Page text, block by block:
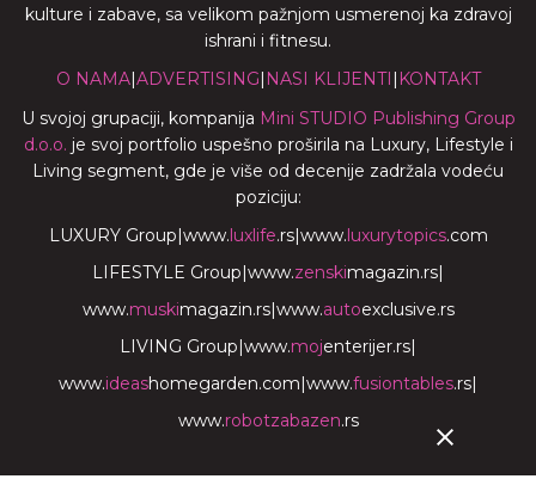
kulture i zabave, sa velikom pažnjom usmerenoj ka zdravoj
ishrani i fitnesu.
O NAMA|ADVERTISING| NASI KLIJENTI | KONTAKT
U svojoj grupaciji, kompanija Mini STUDIO Publishing Group
d.o.o. je svoj portfolio uspešno proširila na Luxury, Lifestyle i
Living segment, gde je više od decenije zadržala vodeću
poziciju:
LUXURY Group|www.luxlife.rs|www.luxurytopics.com
LIFESTYLE Group|www.zenskimagazin.rs|
www.muskimagazin.rs|www.autoexclusive.rs
LIVING Group|www.mojenterijer.rs|
www.ideashomegarden.com|www.fusiontables.rs|
www.robotzabazen.rs